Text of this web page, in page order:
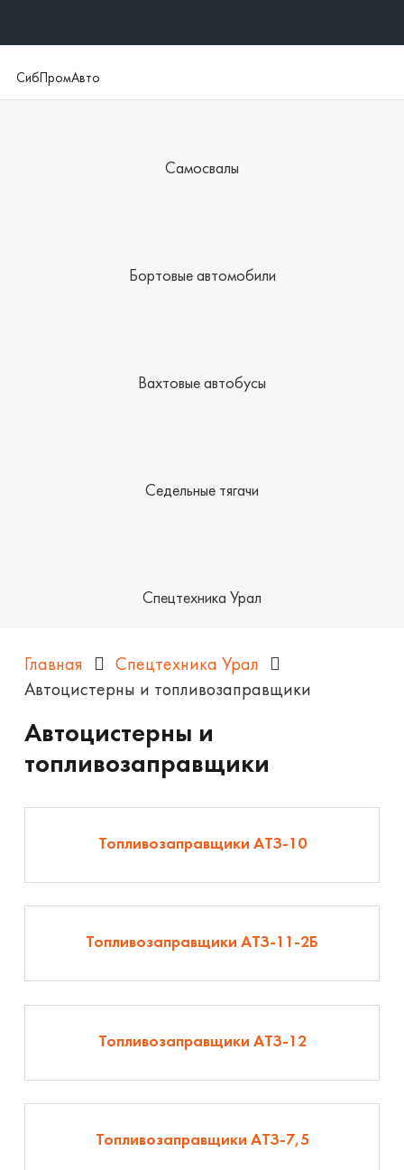
СибПромАвто
Самосвалы
Бортовые автомобили
Вахтовые автобусы
Седельные тягачи
Спецтехника Урал
Главная
Спецтехника Урал
Автоцистерны и топливозаправщики
Автоцистерны и
топливозаправщики
Топливозаправщики АТЗ-10
Топливозаправщики АТЗ-11-2Б
Топливозаправщики АТЗ-12
Топливозаправщики АТЗ-7,5